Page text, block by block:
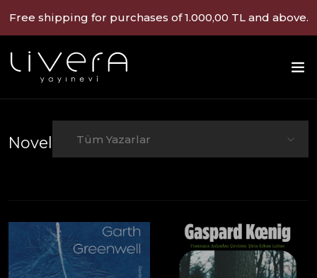
Free shipping for purchases of 1.000,00 TL and above.
Novel Tüm Yazarlar